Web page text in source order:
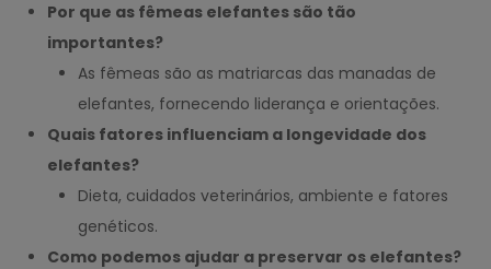
Por que as fêmeas elefantes são tão
importantes?
As fêmeas são as matriarcas das manadas de
elefantes, fornecendo liderança e orientações.
Quais fatores influenciam a longevidade dos
elefantes?
Dieta, cuidados veterinários, ambiente e fatores
genéticos.
Como podemos ajudar a preservar os elefantes?